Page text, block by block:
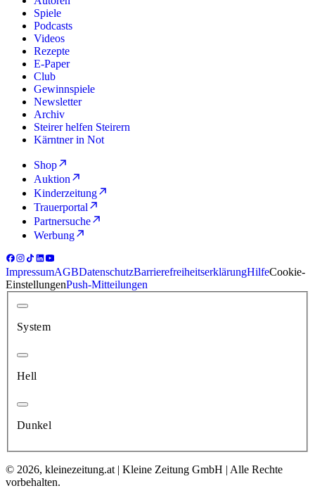
Spiele
Podcasts
Videos
Rezepte
E-Paper
Club
Gewinnspiele
Newsletter
Archiv
Steirer helfen Steirern
Kärntner in Not
Shop
Auktion
Kinderzeitung
Trauerportal
Partnersuche
Werbung
ImpressumAGBDatenschutzBarrierefreiheitserklärungHilfeCookie-
EinstellungenPush-Mitteilungen
System
Hell
Dunkel
© 2026, kleinezeitung.at | Kleine Zeitung GmbH | Alle Rechte
vorbehalten.